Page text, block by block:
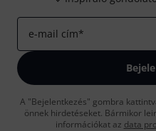
e-mail cím*
A "Bejelentkezés" gombra
önnek hirdetéseket. Bármikor
információkat az data